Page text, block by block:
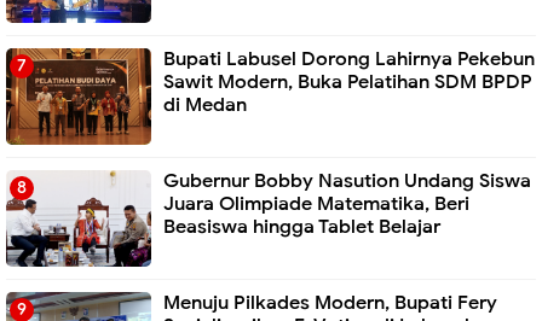
Bupati Labusel Dorong Lahirnya Pekebun
Sawit Modern, Buka Pelatihan SDM BPDP
di Medan
Gubernur Bobby Nasution Undang Siswa
Juara Olimpiade Matematika, Beri
Beasiswa hingga Tablet Belajar
Menuju Pilkades Modern, Bupati Fery